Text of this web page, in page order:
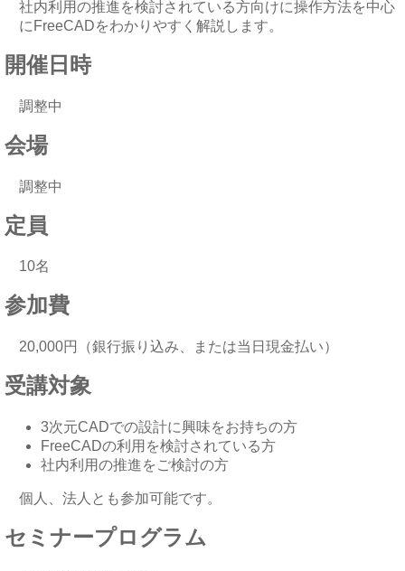
社内利用の推進を検討されている方向けに操作方法を中心
にFreeCADをわかりやすく解説します。
開催日時
調整中
会場
調整中
定員
10名
参加費
20,000円（銀行振り込み、または当日現金払い）
受講対象
3次元CADでの設計に興味をお持ちの方
FreeCADの利用を検討されている方
社内利用の推進をご検討の方
個人、法人とも参加可能です。
セミナープログラム